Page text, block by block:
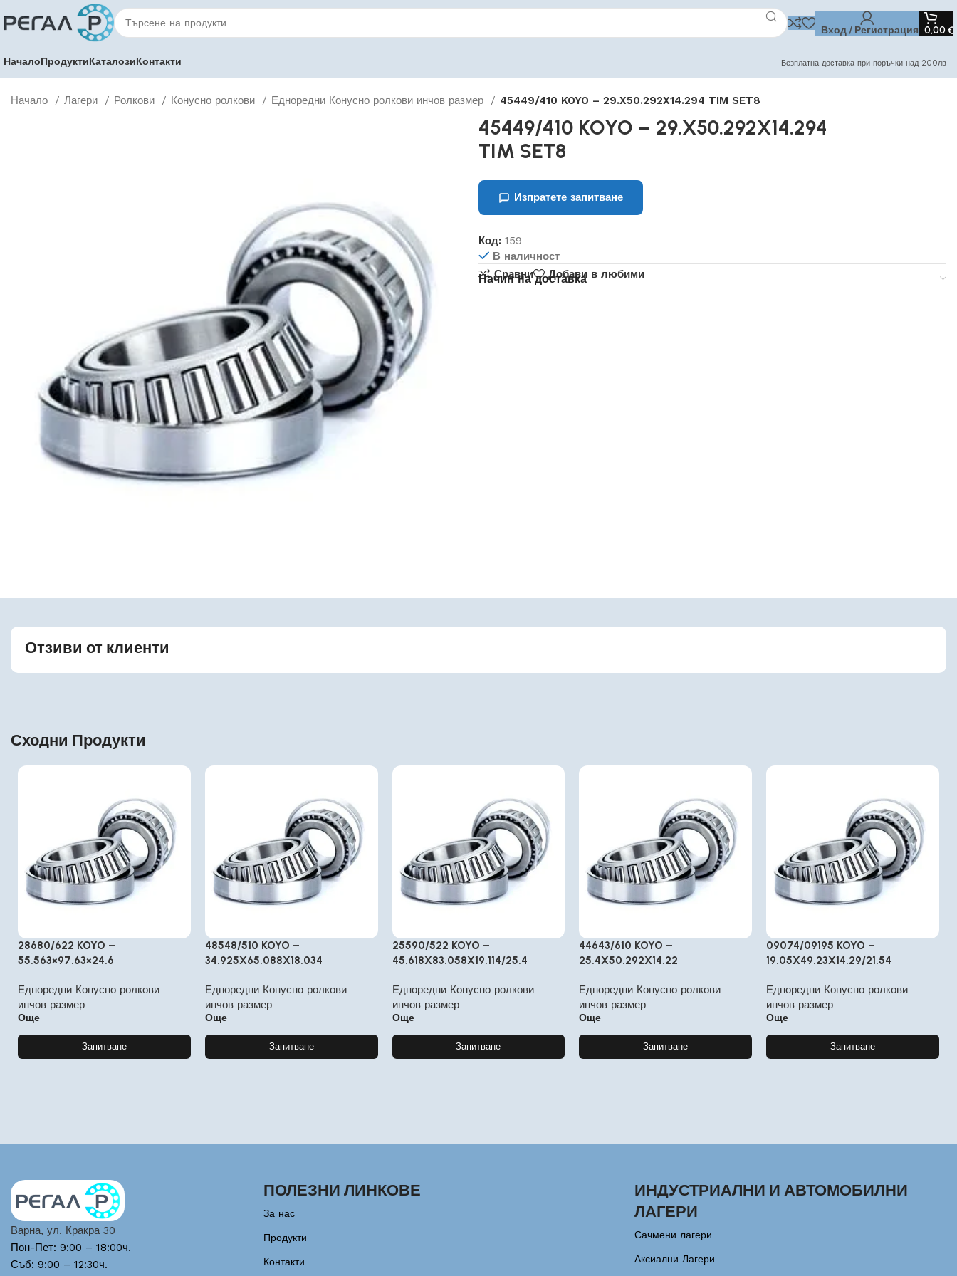
Вход / Регистрация 0,00 €
НачалоПродуктиКаталозиКонтакти Безплатна доставка при поръчки над 200лв
Начало Лагери Ролкови Конусно ролкови Едноредни Конусно ролкови инчов размер 45449/410 KOYO – 29.X50.292X14.294 TIM SET8
45449/410 KOYO – 29.X50.292X14.294
TIM SET8
Изпратете запитване
Код: 159
В наличност
Сравни
Добави в любими
Начин на доставка
Отзиви от клиенти
Сходни Продукти
28680/622 KOYO –
55.563×97.63×24.6
Едноредни Конусно ролкови
инчов размер
Още
Запитване
48548/510 KOYO –
34.925X65.088X18.034
Едноредни Конусно ролкови
инчов размер
Още
Запитване
25590/522 KOYO –
45.618X83.058X19.114/25.4
Едноредни Конусно ролкови
инчов размер
Още
Запитване
44643/610 KOYO –
25.4X50.292X14.22
Едноредни Конусно ролкови
инчов размер
Още
Запитване
09074/09195 KOYO –
19.05X49.23X14.29/21.54
Едноредни Конусно ролкови
инчов размер
Още
Запитване
Варна, ул. Кракра 30
Пон-Пет: 9:00 – 18:00ч.
Съб: 9:00 – 12:30ч.
ПОЛЕЗНИ ЛИНКОВЕ
За нас
Продукти
Контакти
ИНДУСТРИАЛНИ И АВТОМОБИЛНИ
ЛАГЕРИ
Сачмени лагери
Аксиални Лагери